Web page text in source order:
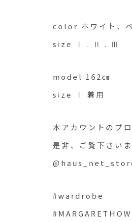
color ホワイト、
size Ⅰ . Ⅱ . Ⅲ
model 162㎝
size Ⅰ 着用
本アカウントのプ
是非、ご覧下さい
#wardrobe